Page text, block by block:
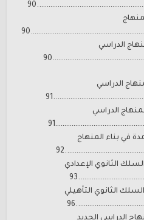
الدراسي
الدراسي
الدراسي
في بناء المنهاج
الثانوي الإعدادي
الثانوي التأهيلي
الدراسي الجديد